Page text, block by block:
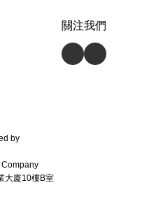
關注我們
by
大廈10樓B室